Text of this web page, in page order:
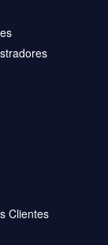
Clientes